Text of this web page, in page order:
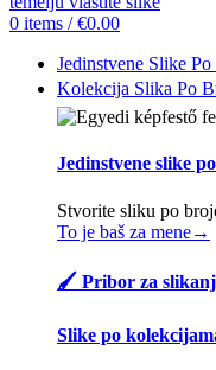
0 items / €0.00
Jedinstvene Slike
Kolekcija Slika Po
Jedinstvene slike
Stvorite sliku po
To je baš za mene→
🖌️ Pribor za
Slike po